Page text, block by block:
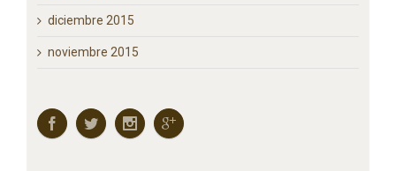
enero 2016
diciembre 2015